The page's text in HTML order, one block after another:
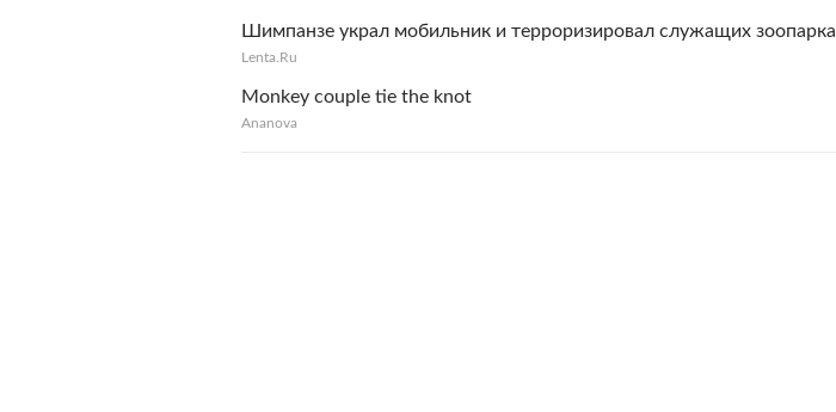
Шимпанзе украл мобильник и терроризировал служащих зоопарка
Lenta.Ru
Monkey couple tie the knot
Ananova